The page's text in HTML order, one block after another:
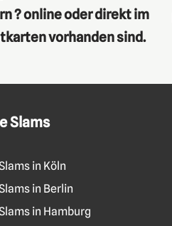
? online oder direkt im
vorhanden sind.
Slams
in Köln
in Berlin
in Hamburg